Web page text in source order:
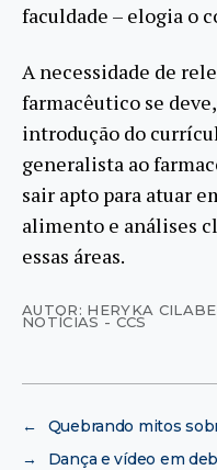
faculdade – elogia o
A necessidade de
farmacêutico se
introdução do
generalista ao
sair apto para atuar
alimento e análises
essas áreas.
AUTOR: HERYKA
NOTÍCIAS - CCS
←
Quebrando mitos
→
Dança e vídeo em